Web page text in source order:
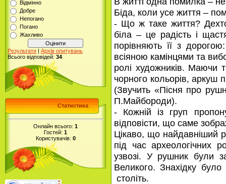
Відмінно
Добре
Непогано
Погано
Жахливо
Результати | Архів опитувань
Всього відповідей: 34
Статистика
Онлайн всього: 1
Гостей: 1
Користувачів: 0
Біда, коли усе життя –
- Що ж таке життя?
біла – це радість і
порівняють її з
всіяною камінцями та
ролі художників. Маючи
чорного кольорів,
(Звучить «Пісня про
П.Майбороди).
- Кожній із груп
відповісти, що саме
Цікаво, що найдавніший
під час археологічних
узвозі. У рушник були
Великого. Знахідку
століть.